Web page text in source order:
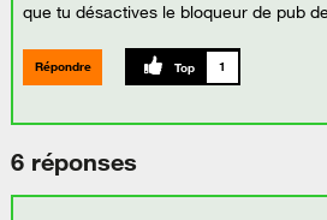
que tu désactives le bloqueur de pub
Répondre 1
6 réponses